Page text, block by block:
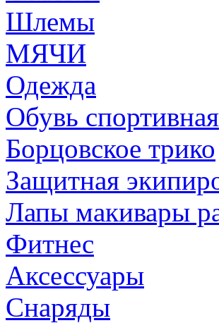
Шлемы
МЯЧИ
Одежда
Обувь спортивная
Борцовское трико
Защитная
Лапы макивары
Фитнес
Аксессуары
Снаряды